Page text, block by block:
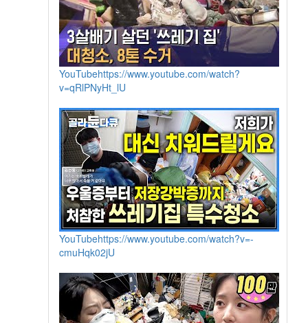
YouTubehttps://www.youtube.com/watch?
v=qRlPNyHt_lU
YouTubehttps://www.youtube.com/watch?v=-
cmuHqk02jU